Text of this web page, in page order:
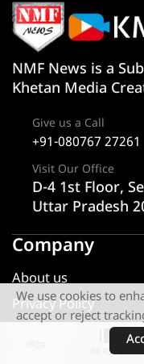
वेब स्टोरीज़
NMF News is a
Khetan Media
Give us a Call
+91-080767 27261
Visit Our Office
D-4 1st Floor,
Uttar Pradesh
Company
About us
Privacy Policy
We use cookies to
accept or reject